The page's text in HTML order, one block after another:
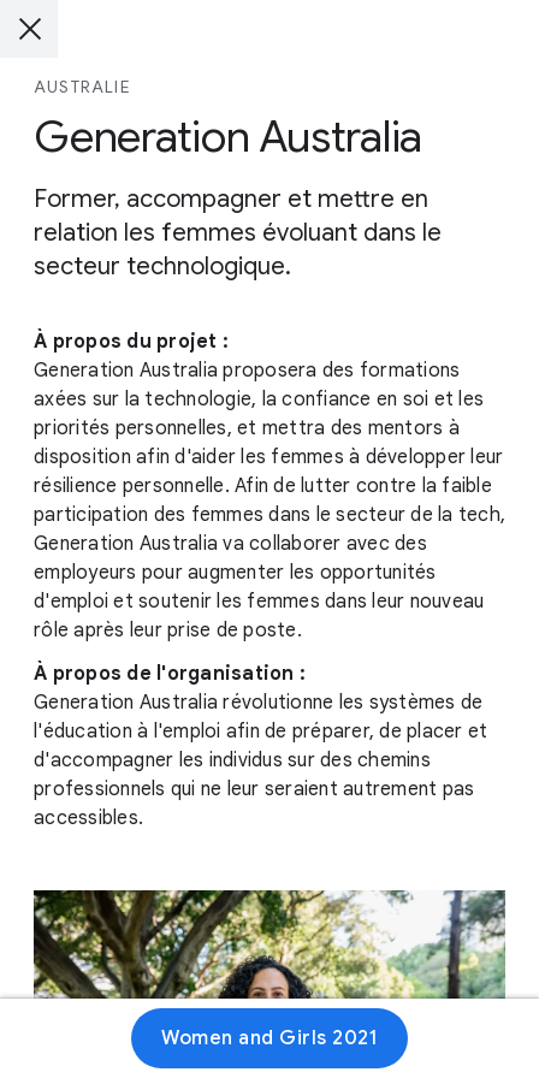
AUSTRALIE
Generation Australia
Former, accompagner et mettre en
relation les femmes évoluant dans le
secteur technologique.
À propos du projet :
Generation Australia proposera des formations
axées sur la technologie, la confiance en soi et les
priorités personnelles, et mettra des mentors à
disposition afin d'aider les femmes à développer leur
résilience personnelle. Afin de lutter contre la faible
participation des femmes dans le secteur de la tech,
Generation Australia va collaborer avec des
employeurs pour augmenter les opportunités
d'emploi et soutenir les femmes dans leur nouveau
rôle après leur prise de poste.
À propos de l'organisation :
Generation Australia révolutionne les systèmes de
l'éducation à l'emploi afin de préparer, de placer et
d'accompagner les individus sur des chemins
professionnels qui ne leur seraient autrement pas
accessibles.
Women and Girls 2021